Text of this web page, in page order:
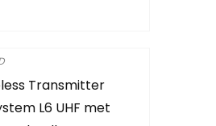
Transmitter
L6 UHF met